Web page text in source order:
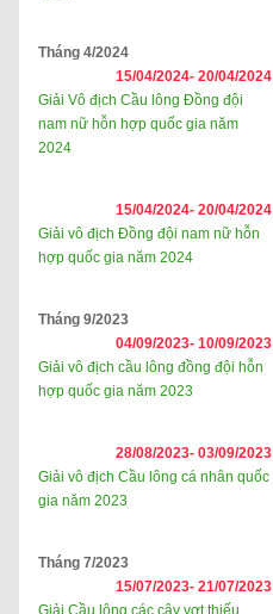
Tháng 4/2024
15/04/2024- 20/04/2024
Giải Vô địch Cầu lông Đồng đội
nam nữ hỗn hợp quốc gia năm
2024
15/04/2024- 20/04/2024
Giải vô địch Đồng đội nam nữ hỗn
hợp quốc gia năm 2024
Tháng 9/2023
04/09/2023- 10/09/2023
Giải vô địch cầu lông đồng đội hỗn
hợp quốc gia năm 2023
28/08/2023- 03/09/2023
Giải vô địch Cầu lông cá nhân quốc
gia năm 2023
Tháng 7/2023
15/07/2023- 21/07/2023
Giải Cầu lông các cây vợt thiếu